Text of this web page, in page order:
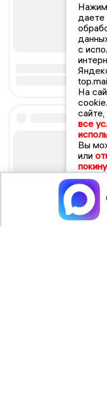
даете
с
На
все
Вы
или